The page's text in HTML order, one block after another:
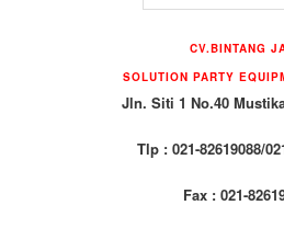
CV.BINTANG
SOLUTION PARTY
Jln. Siti 1 No.40
Tlp : 021-82619088/
Fax : 021-